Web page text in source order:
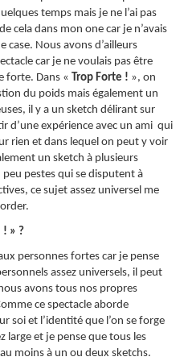
temps mais je ne l’ai pas
cela dans mon one car je n’avais
case. Nous avons d’ailleurs
car je ne voulais pas être
forte. Dans « Trop Forte ! », on
du poids mais également un
il y a un sketch délirant sur
d’une expérience avec un ami qui
rien et dans lequel on peut y voir
un sketch à plusieurs
peu pestes qui se disputent à
ce sujet assez universel me
! » ?
personnes fortes car je pense
assez universels, il peut
avons tous nos propres
ce spectacle aborde
soi et l’identité que l’on se forge
large et je pense que tous les
moins à un ou deux sketchs.